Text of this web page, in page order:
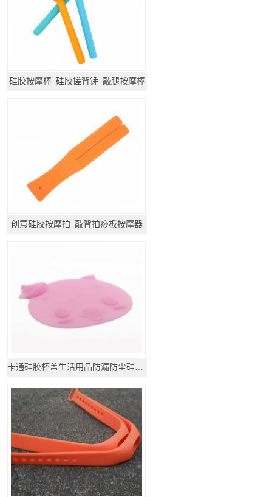
硅胶按摩棒_硅胶搓背锤_敲腿按摩棒
创意硅胶按摩拍_敲背拍痧板按摩器
卡通硅胶杯盖生活用品防漏防尘硅胶杯盖